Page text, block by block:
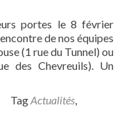
portes le 8 février
de nos équipes
(1 rue du Tunnel) ou
des Chevreuils). Un
TagActualités,